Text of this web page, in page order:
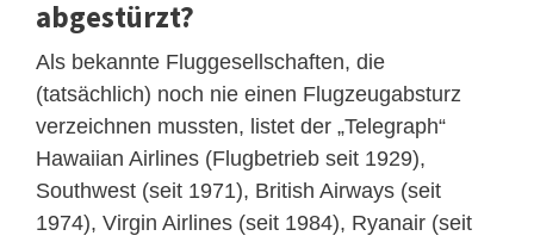
abgestürzt?
Als bekannte Fluggesellschaften, die
(tatsächlich) noch nie einen Flugzeugabsturz
verzeichnen mussten, listet der „Telegraph“
Hawaiian Airlines (Flugbetrieb seit 1929),
Southwest (seit 1971), British Airways (seit
1974), Virgin Airlines (seit 1984), Ryanair (seit